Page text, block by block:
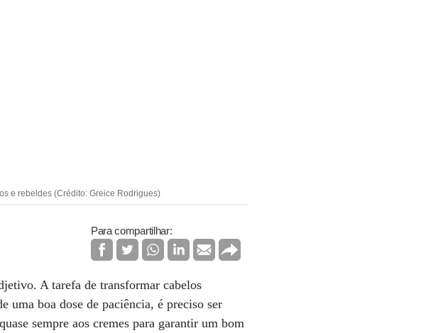
e rebeldes (Crédito: Greice Rodrigues)
Para compartilhar:
A tarefa de transformar cabelos
uma boa dose de paciência, é preciso ser
sempre aos cremes para garantir um bom